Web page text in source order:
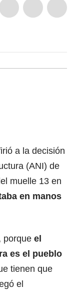
a la decisión
(ANI) de
muelle 13 en
en manos
porque el
es el pueblo
tienen que
el